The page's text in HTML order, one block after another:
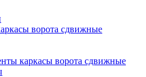
ворота сдвижные
каркасы ворота сдвижные